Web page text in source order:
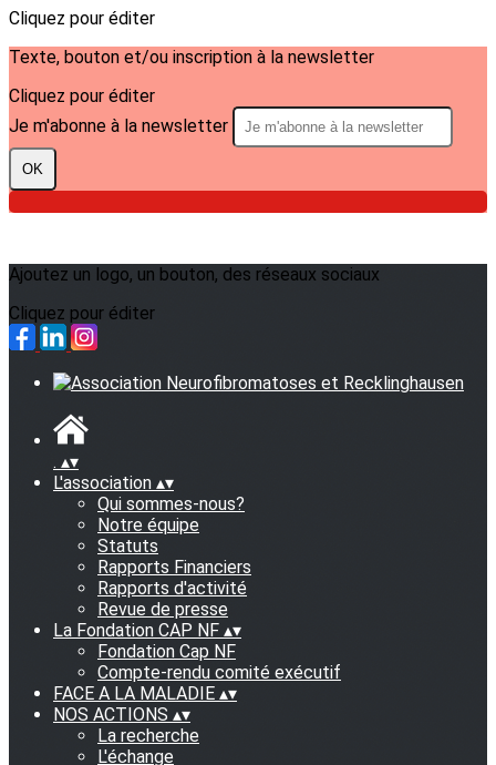
Cliquez pour éditer
Texte, bouton et/ou inscription à la newsletter
Cliquez pour éditer
Je m'abonne à la newsletter
OK
Ajoutez un logo, un bouton, des réseaux sociaux
Cliquez pour éditer
. ▴▾
L'association ▴▾
Qui sommes-nous?
Notre équipe
Statuts
Rapports Financiers
Rapports d'activité
Revue de presse
La Fondation CAP NF ▴▾
Fondation Cap NF
Compte-rendu comité exécutif
FACE A LA MALADIE ▴▾
NOS ACTIONS ▴▾
La recherche
L'échange